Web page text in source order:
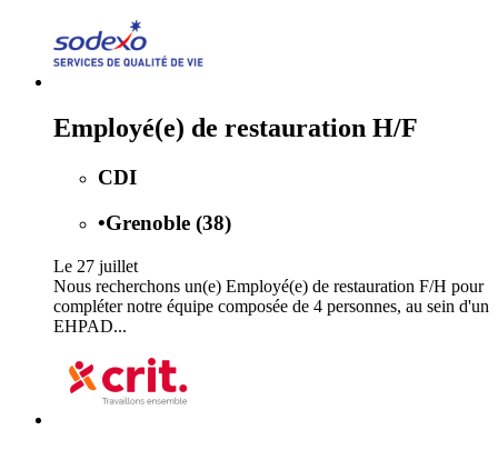
Employé(e) de restauration H/F
CDI
•Grenoble (38)
Le 27 juillet
Nous recherchons un(e) Employé(e) de restauration F/H pour
compléter notre équipe composée de 4 personnes, au sein d'un
EHPAD...